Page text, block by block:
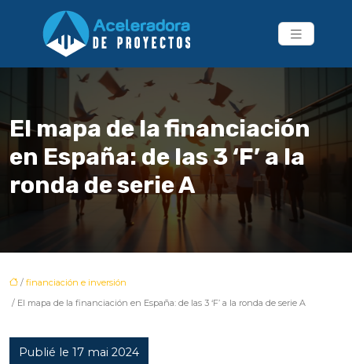
El mapa de la financiación
en España: de las 3 ‘F’ a la
ronda de serie A
/ financiación e inversión
/ El mapa de la financiación en España: de las 3 ‘F’ a la ronda de serie A
Publié le 17 mai 2024